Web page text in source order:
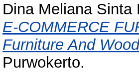
Dina Meliana Sinta
E-COMMERCE
Furniture And
Purwokerto.